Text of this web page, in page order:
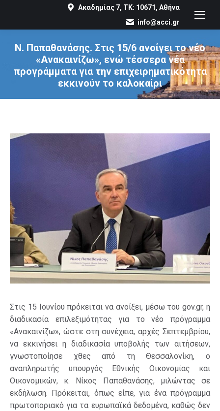
Ακαδημίας 7, ΤΚ: 10671, Αθήνα
info@acci.gr
Ν. Παπαθανάσης. Στις 15/6 ανοίγει το νέο
«Ανακαινίζω», ενώ τέσσερα νέα
προγράμματα για την επιχειρηματικότητα
εκκινούν το καλοκαίρι
You are here:
Στις 15 Ιουνίου πρόκειται να ανοίξει, μέσω του gov.gr, η
διαδικασία επιλεξιμότητας για το νέο πρόγραμμα
«Aνακαινίζω», ώστε στη συνέχεια, αρχές Σεπτεμβρίου,
να εκκινήσει η διαδικασία υποβολής των αιτήσεων,
γνωστοποίησε χθες από τη Θεσσαλονίκη, ο
αναπληρωτής υπουργός Εθνικής Οικονομίας και
Οικονομικών, κ. Νίκος Παπαθανάσης, μιλώντας σε
εκδήλωση. Πρόκειται, όπως είπε, για ένα πρόγραμμα
πρωτοποριακό για τα ευρωπαϊκά δεδομένα, καθώς δεν